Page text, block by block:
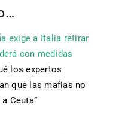
exige a Italia retirar
con medidas
los expertos
que las mafias no
Ceuta”